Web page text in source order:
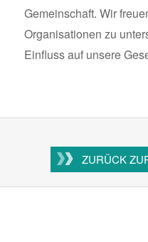
Gemeinschaft. Wir
Organisationen zu
Einfluss auf unsere
ZURÜCK